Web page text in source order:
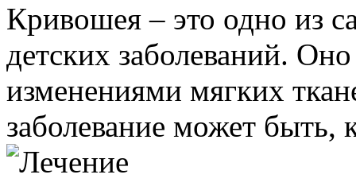
Кривошея – это одно из
детских заболеваний.
изменениями мягких
заболевание может быть,